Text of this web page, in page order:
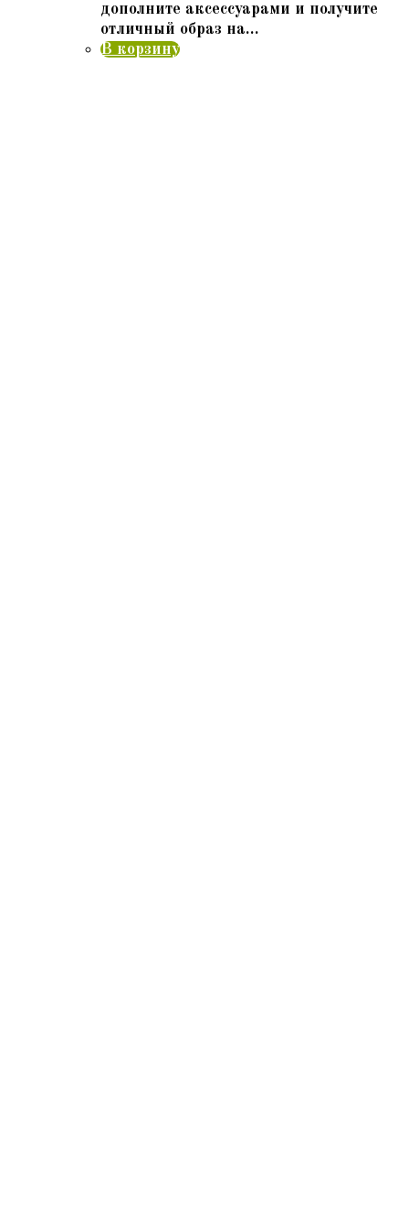
дополните аксессуарами и получите
отличный образ на…
В корзину